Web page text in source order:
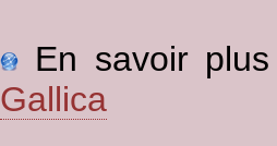
En savoir
Gallica